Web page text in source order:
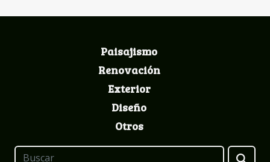
Paisajismo
Renovación
Exterior
Diseño
Otros